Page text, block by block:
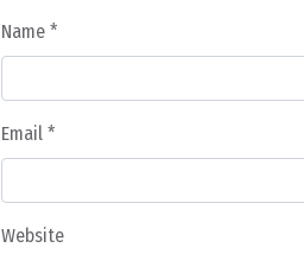
Name *
Email *
Website